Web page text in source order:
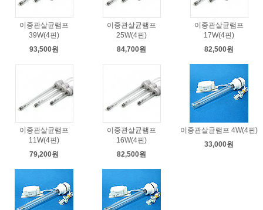
이중관살균램프
39W(4핀)
93,500원
이중관살균램프
25W(4핀)
84,700원
이중관살균램프
17W(4핀)
82,500원
이중관살균램프
11W(4핀)
79,200원
이중관살균램프
16W(4핀)
82,500원
이중관살균램프 4W(4핀)
33,000원